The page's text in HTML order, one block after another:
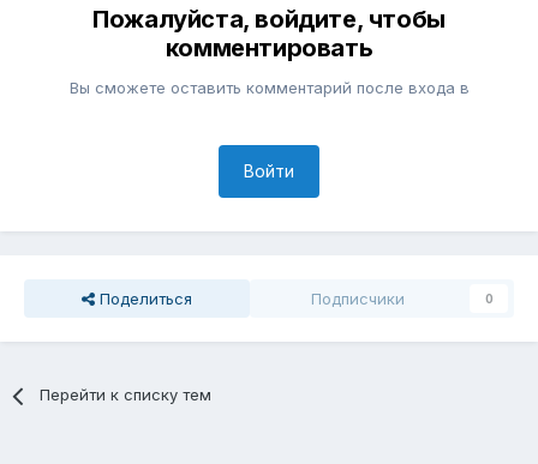
Пожалуйста, войдите, чтобы
комментировать
Вы сможете оставить комментарий после входа в
Войти
Поделиться Подписчики 0
Перейти к списку тем